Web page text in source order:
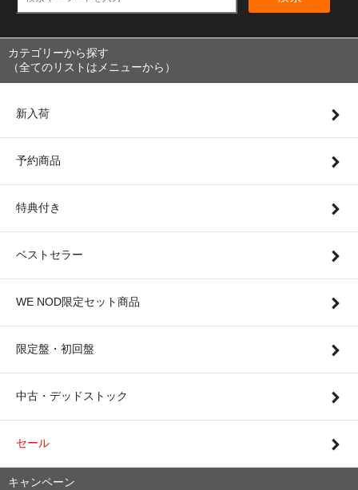
カテゴリーから探す
（全てのリストはメニューから）
新入荷
予約商品
特典付き
ベストセラー
WE NOD限定セット商品
限定盤・初回盤
中古・デッドストック
セール
キャンペーン